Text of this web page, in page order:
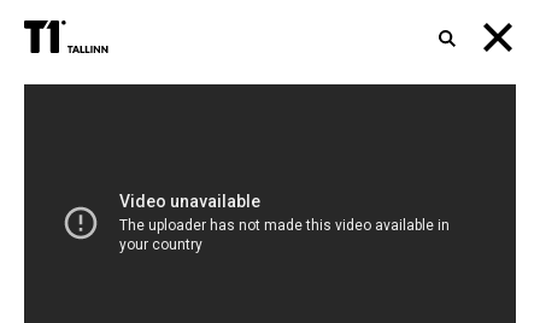
ПОИСК